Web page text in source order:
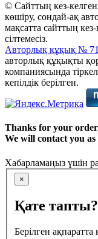
© Сайттың кез-
көшіру, сондай-ақ
мақсатта сайттың
сілтемесіз.
Авторлық құқық №
авторлық құқықты
компаниясында
кепілдік берілген.
Thanks for your
We will contact you as
Хабарламаңыз үшін
×
Қате тапты?
Берілген